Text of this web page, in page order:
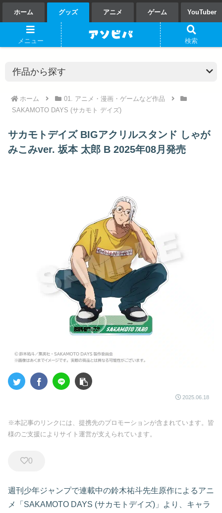
ホーム グッズ アニメ ゲーム YouTuber
ホーム
01. アニメ・漫画・ゲームなど作品
SAKAMOTO DAYS (サカモト デイズ)
サカモトデイズ BIGアクリルスタンド しゃが
みこみver. 坂本 太郎 B 2025年08月発売
2025.06.18
※本記事のリンクには、提携先のプロモーションが含まれています。皆
様のご支援によりサイト運営が支えられています。
0
週刊少年ジャンプで連載中の鈴木祐斗先生原作によるアニ
メ「SAKAMOTO DAYS (サカモトデイズ)」より、キャラ
メニュー 検索